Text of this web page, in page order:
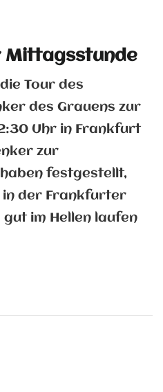
Mittagsstunde
Tour des
des Grauens zur
Uhr in Frankfurt
zur
festgestellt,
in der Frankfurter
im Hellen laufen